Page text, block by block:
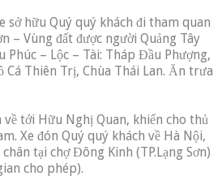
sở hữu Quý quý khách đi tham quan
– Vùng đất được người Quảng Tây
Phúc – Lộc – Tài: Tháp Đầu Phượng,
Thiên Trị, Chùa Thái Lan. Ăn trưa
về tới Hữu Nghị Quan, khiến cho thủ
Xe đón Quý quý khách về Hà Nội,
tại chợ Đông Kinh (TP.Lạng Sơn)
cho phép).